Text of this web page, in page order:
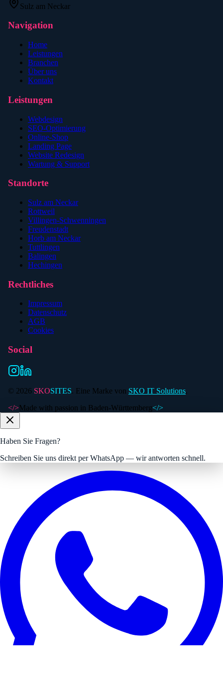
Sulz am Neckar
Navigation
Home
Leistungen
Branchen
Über uns
Kontakt
Leistungen
Webdesign
SEO-Optimierung
Online-Shop
Landing Page
Website Redesign
Wartung & Support
Standorte
Sulz am Neckar
Rottweil
Villingen-Schwenningen
Freudenstadt
Horb am Neckar
Tuttlingen
Balingen
Hechingen
Rechtliches
Impressum
Datenschutz
AGB
Cookies
Social
© 2026 SKOSITES. Eine Marke von SKO IT Solutions.
</>Made with passion in Baden-Württemberg</>
Haben Sie Fragen?
Schreiben Sie uns direkt per WhatsApp — wir antworten schnell.